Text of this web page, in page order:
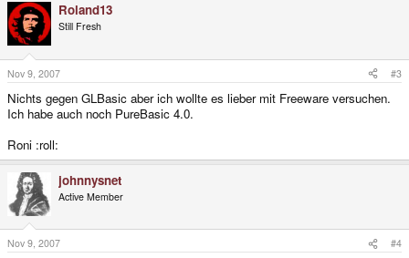
Roland13
Still Fresh
Nov 9, 2007 #3
Nichts gegen GLBasic aber ich wollte es lieber mit Freeware versuchen.
Ich habe auch noch PureBasic 4.0.
Roni :roll:
johnnysnet
Active Member
Nov 9, 2007 #4